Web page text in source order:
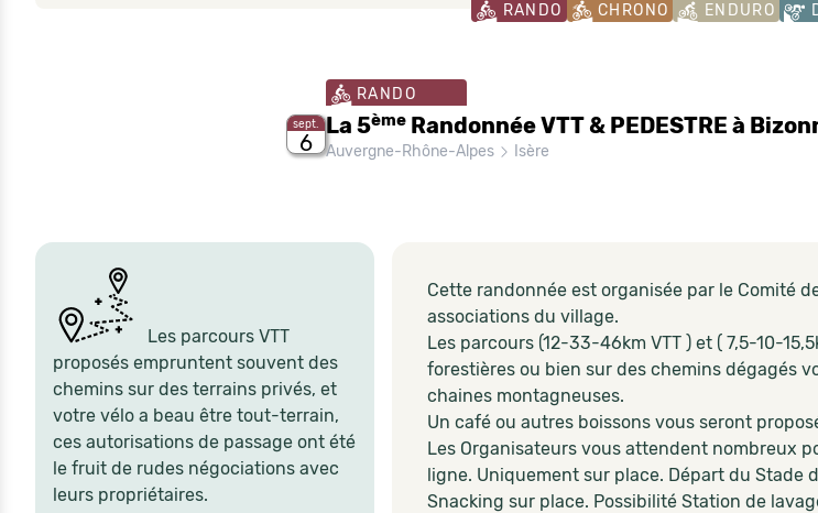
RANDO CHRONO ENDURO
sept.
6
RANDO
La 5èmeRandonnée VTT & PEDESTRE à
Auvergne-Rhône-Alpes Isère
Les parcours VTT
proposés empruntent souvent des
chemins sur des terrains privés, et
votre vélo a beau être tout-terrain,
ces autorisations de passage ont été
le fruit de rudes négociations avec
leurs propriétaires.
Cette randonnée est organisée par le Comité
associations du village.
Les parcours (12-33-46km VTT ) et ( 7,5-10-
forestières ou bien sur des chemins dégagés
chaines montagneuses.
Un café ou autres boissons vous seront
Les Organisateurs vous attendent nombreux
ligne. Uniquement sur place. Départ du Stade
Snacking sur place. Possibilité Station de